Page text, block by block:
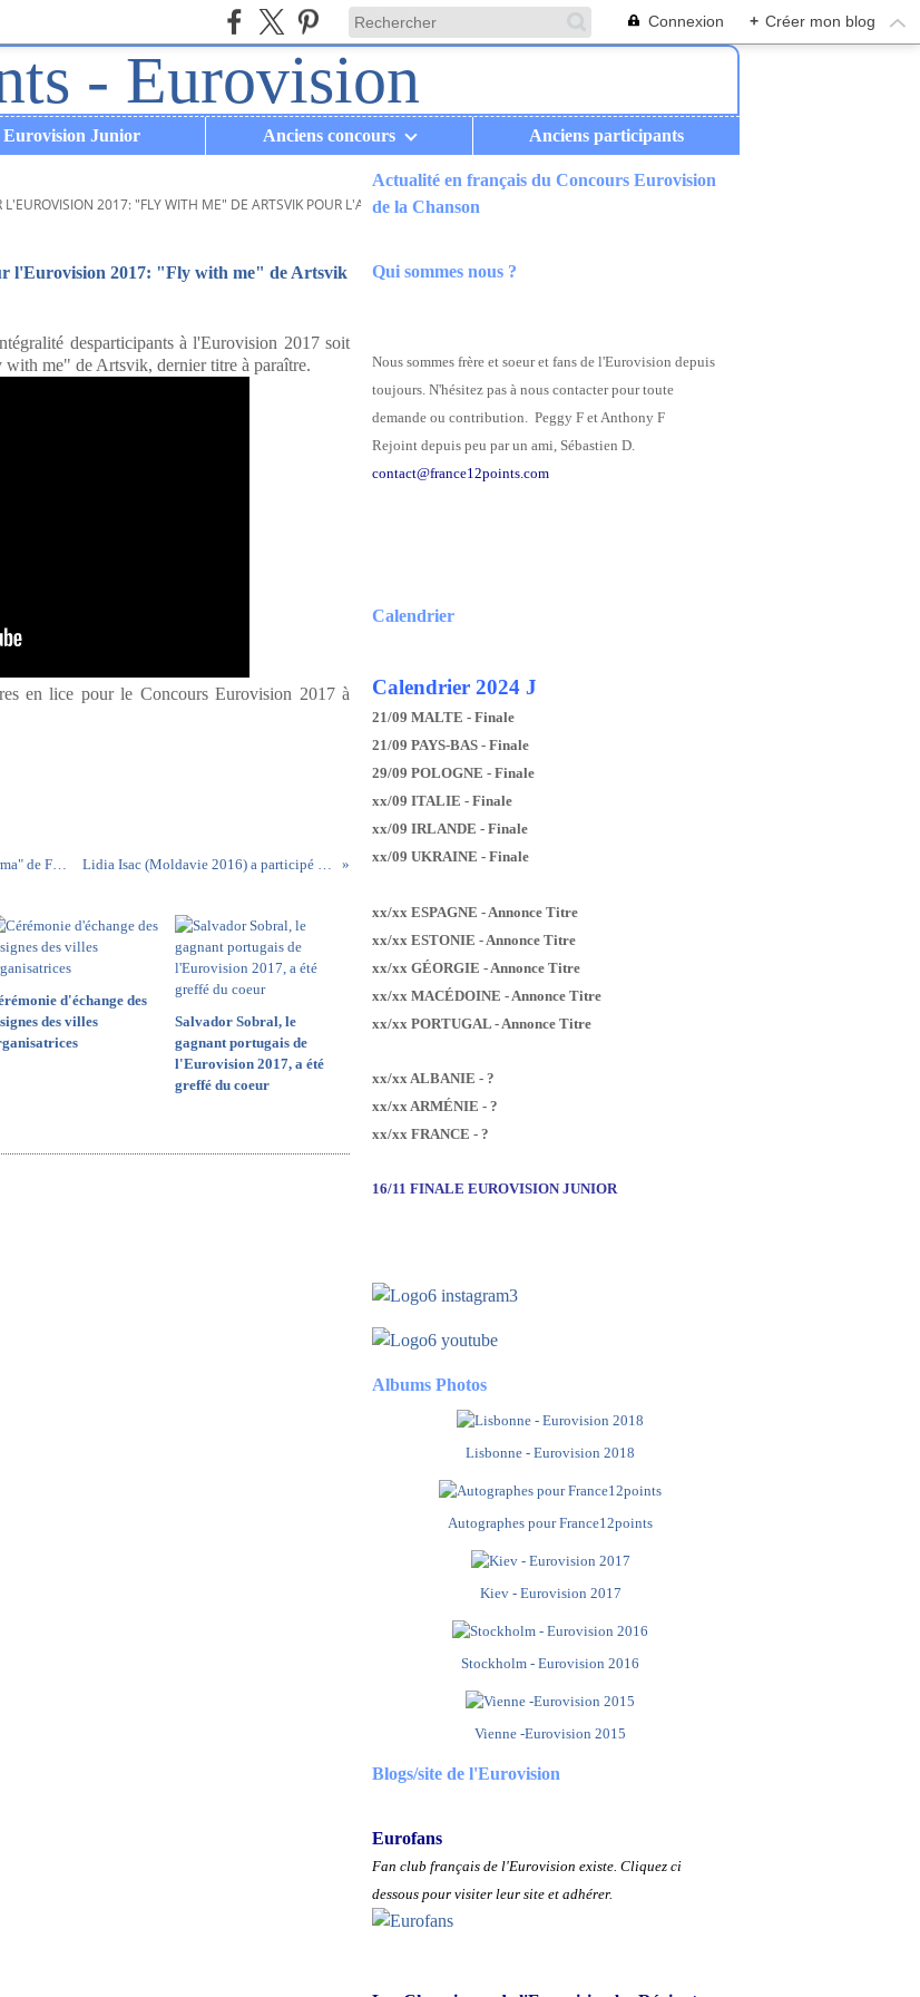
Connexion + Créer mon blog
Eurovision Junior Anciens concours Anciens participants
2017: "FLY WITH ME" DE ARTSVIK POUR L'ARMÉNIE
l'Eurovision 2017: "Fly with me" de Artsvik
desparticipants à l'Eurovision 2017 soit
me" de Artsvik, dernier titre à paraître.
en lice pour le Concours Eurovision 2017 à
Et voici finalement la version 3 minutes de "Occidentali's Karma" de Francesco Gabbani pour l'Italie Lidia Isac (Moldavie 2016) a participé à The Voice France
d'échange des
des villes
Salvador Sobral, le
gagnant portugais de
l'Eurovision 2017, a été
greffé du coeur
Actualité en français du Concours Eurovision
de la Chanson
Qui sommes nous ?
Nous sommes frère et soeur et fans de l'Eurovision depuis
toujours. N'hésitez pas à nous contacter pour toute
demande ou contribution. Peggy F et Anthony F
Rejoint depuis peu par un ami, Sébastien D.
contact@france12points.com
Calendrier
Calendrier 2024 J
21/09 MALTE - Finale
21/09 PAYS-BAS - Finale
29/09 POLOGNE - Finale
xx/09 ITALIE - Finale
xx/09 IRLANDE - Finale
xx/09 UKRAINE - Finale
xx/xx ESPAGNE - Annonce Titre
xx/xx ESTONIE - Annonce Titre
xx/xx GÉORGIE - Annonce Titre
xx/xx MACÉDOINE - Annonce Titre
xx/xx PORTUGAL - Annonce Titre
xx/xx ALBANIE - ?
xx/xx ARMÉNIE - ?
xx/xx FRANCE - ?
16/11 FINALE EUROVISION JUNIOR
Albums Photos
Lisbonne - Eurovision 2018
Autographes pour France12points
Kiev - Eurovision 2017
Stockholm - Eurovision 2016
Vienne -Eurovision 2015
Blogs/site de l'Eurovision
Eurofans
Fan club français de l'Eurovision existe. Cliquez ci
dessous pour visiter leur site et adhérer.